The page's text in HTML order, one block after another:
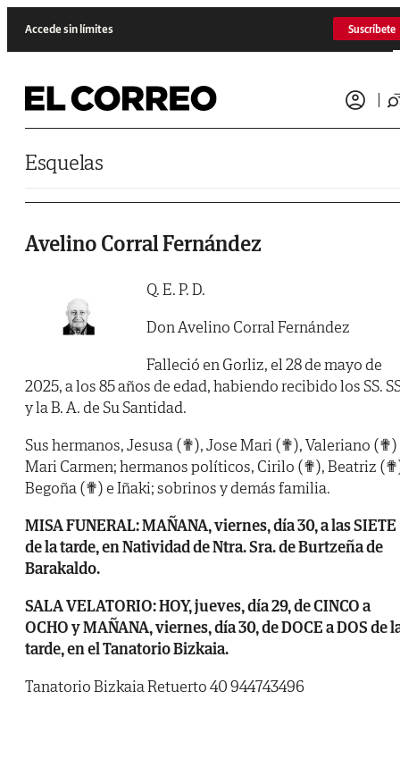
Accede sin límites Suscríbete
Esquelas
Avelino Corral Fernández
Q. E. P. D.
Don Avelino Corral Fernández
Falleció en Gorliz, el 28 de mayo de
2025, a los 85 años de edad, habiendo recibido los SS.
y la B. A. de Su Santidad.
Sus hermanos, Jesusa (✟), Jose Mari (✟), Valeriano (✟)
Mari Carmen; hermanos políticos, Cirilo (✟), Beatriz
Begoña (✟) e Iñaki; sobrinos y demás familia.
MISA FUNERAL: MAÑANA, viernes, día 30, a las SIETE
de la tarde, en Natividad de Ntra. Sra. de Burtzeña de
Barakaldo.
SALA VELATORIO: HOY, jueves, día 29, de CINCO a
OCHO y MAÑANA, viernes, día 30, de DOCE a DOS de
tarde, en el Tanatorio Bizkaia.
Tanatorio Bizkaia Retuerto 40 944743496